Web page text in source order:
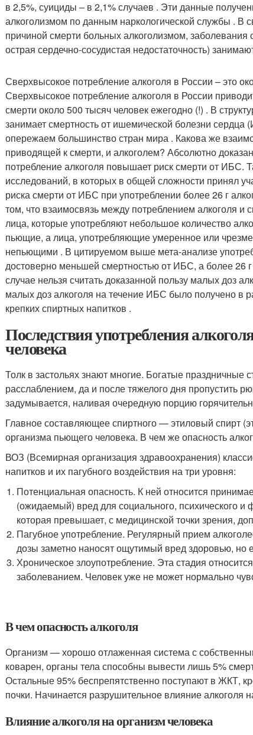
в 2,5%, суициды – в 2,1% случаев . Эти данные
алкоголизмом по данным наркологической службы . В
причиной смерти больных алкоголизмом,
острая сердечно-сосудистая недостаточность)
Сверхвысокое потребление алкоголя в России – это
Сверхвысокое потребление алкоголя в России
смерти около 500 тысяч человек ежегодно (!) . В
занимает смертность от ишемической болезни
опережаем большинство стран мира . Какова же
приводящей к смерти, и алкоголем? Абсолютно
потребление алкоголя повышает риск смерти от ИБС.
исследований, в которых в общей сложности принял
риска смерти от ИБС при употреблении более 26 г
том, что взаимосвязь между потреблением алкоголя
лица, которые употребляют небольшое количество
пьющие, а лица, употребляющие умеренное или
непьющими . В цитируемом выше мета-анализе
достоверно меньшей смертностью от ИБС, а более 26
случае нельзя считать доказанной пользу малых доз
малых доз алкоголя на течение ИБС было получено в
крепких спиртных напитков .
Последствия употребления
человека
Толк в застольях знают многие. Богатые
расслаблением, да и после тяжелого дня пропустить
задумывается, наливая очередную порцию
Главное составляющее спиртного — этиловый спирт
организма пьющего человека. В чем же опасность
ВОЗ (Всемирная организация здравоохранения)
напитков и их пагубного воздействия на три уровня:
Потенциальная опасность. К ней относится
(ожидаемый) вред для социального, психического и
которая превышает, с медицинской точки зрения,
Пагубное употребление. Регулярный прием
дозы заметно наносят ощутимый вред здоровью,
Хроническое злоупотребление. Эта стадия
заболеванием. Человек уже не может нормально
В чем опасность алкоголя
Организм — хорошо отлаженная система с
коварен, органы тела способны вывести лишь 5%
Остальные 95% беспрепятственно поступают в ЖКТ,
почки. Начинается разрушительное влияние алкоголя
Влияние алкоголя на организм человека